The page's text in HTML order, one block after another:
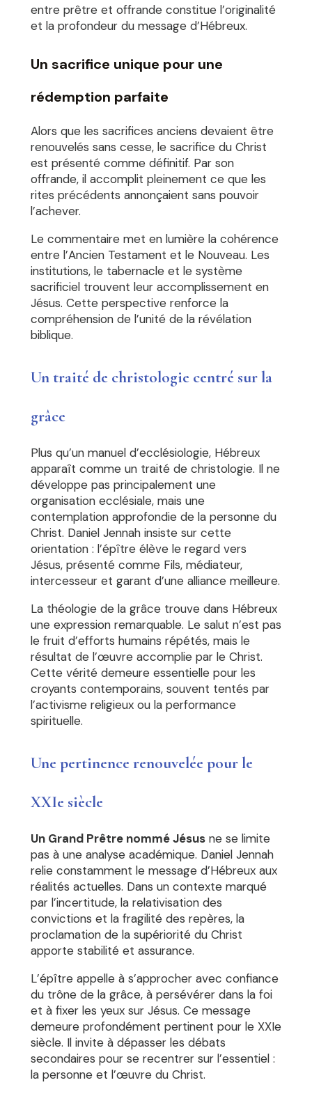
entre prêtre et offrande constitue l’originalité
et la profondeur du message d’Hébreux.
Un sacrifice unique pour une
rédemption parfaite
Alors que les sacrifices anciens devaient être
renouvelés sans cesse, le sacrifice du Christ
est présenté comme définitif. Par son
offrande, il accomplit pleinement ce que les
rites précédents annonçaient sans pouvoir
l’achever.
Le commentaire met en lumière la cohérence
entre l’Ancien Testament et le Nouveau. Les
institutions, le tabernacle et le système
sacrificiel trouvent leur accomplissement en
Jésus. Cette perspective renforce la
compréhension de l’unité de la révélation
biblique.
Un traité de christologie centré sur la
grâce
Plus qu’un manuel d’ecclésiologie, Hébreux
apparaît comme un traité de christologie. Il ne
développe pas principalement une
organisation ecclésiale, mais une
contemplation approfondie de la personne du
Christ. Daniel Jennah insiste sur cette
orientation : l’épître élève le regard vers
Jésus, présenté comme Fils, médiateur,
intercesseur et garant d’une alliance meilleure.
La théologie de la grâce trouve dans Hébreux
une expression remarquable. Le salut n’est pas
le fruit d’efforts humains répétés, mais le
résultat de l’œuvre accomplie par le Christ.
Cette vérité demeure essentielle pour les
croyants contemporains, souvent tentés par
l’activisme religieux ou la performance
spirituelle.
Une pertinence renouvelée pour le
XXIe siècle
Un Grand Prêtre nommé Jésus ne se limite
pas à une analyse académique. Daniel Jennah
relie constamment le message d’Hébreux aux
réalités actuelles. Dans un contexte marqué
par l’incertitude, la relativisation des
convictions et la fragilité des repères, la
proclamation de la supériorité du Christ
apporte stabilité et assurance.
L’épître appelle à s’approcher avec confiance
du trône de la grâce, à persévérer dans la foi
et à fixer les yeux sur Jésus. Ce message
demeure profondément pertinent pour le XXIe
siècle. Il invite à dépasser les débats
secondaires pour se recentrer sur l’essentiel :
la personne et l’œuvre du Christ.